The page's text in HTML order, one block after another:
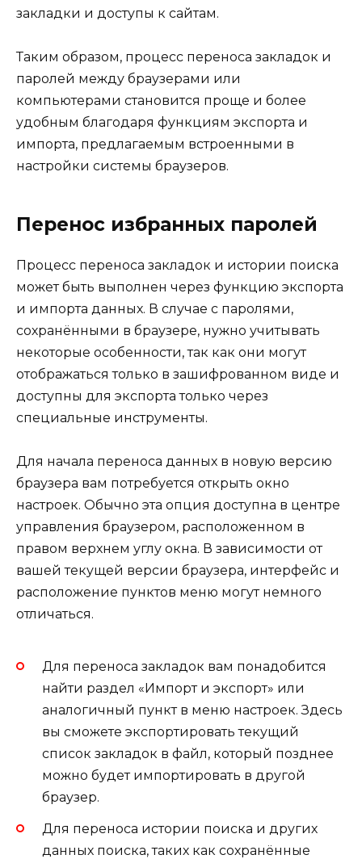
закладки и доступы к сайтам.
Таким образом, процесс переноса закладок и
паролей между браузерами или
компьютерами становится проще и более
удобным благодаря функциям экспорта и
импорта, предлагаемым встроенными в
настройки системы браузеров.
Перенос избранных паролей
Процесс переноса закладок и истории поиска
может быть выполнен через функцию экспорта
и импорта данных. В случае с паролями,
сохранёнными в браузере, нужно учитывать
некоторые особенности, так как они могут
отображаться только в зашифрованном виде и
доступны для экспорта только через
специальные инструменты.
Для начала переноса данных в новую версию
браузера вам потребуется открыть окно
настроек. Обычно эта опция доступна в центре
управления браузером, расположенном в
правом верхнем углу окна. В зависимости от
вашей текущей версии браузера, интерфейс и
расположение пунктов меню могут немного
отличаться.
Для переноса закладок вам понадобится
найти раздел «Импорт и экспорт» или
аналогичный пункт в меню настроек. Здесь
вы сможете экспортировать текущий
список закладок в файл, который позднее
можно будет импортировать в другой
браузер.
Для переноса истории поиска и других
данных поиска, таких как сохранённые